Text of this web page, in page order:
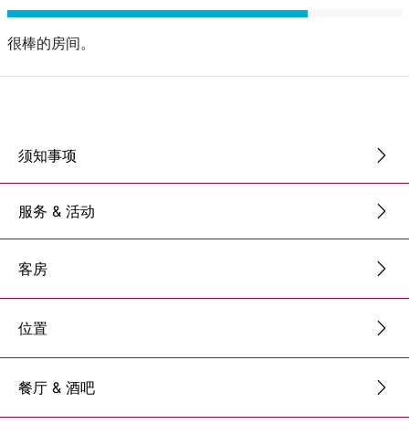
很棒的房间。
须知事项
服务 & 活动
客房
位置
餐厅 & 酒吧